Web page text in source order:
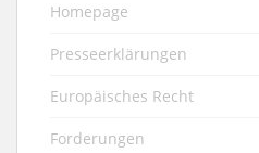
Homepage
Presseerklärungen
Europäisches Recht
Forderungen